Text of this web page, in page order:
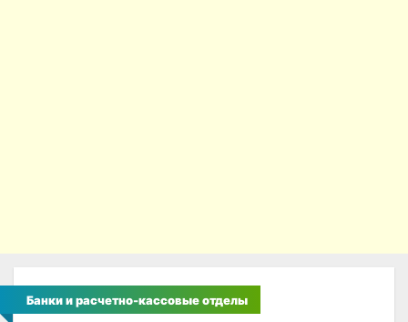
Банки и расчетно-кассовые отделы